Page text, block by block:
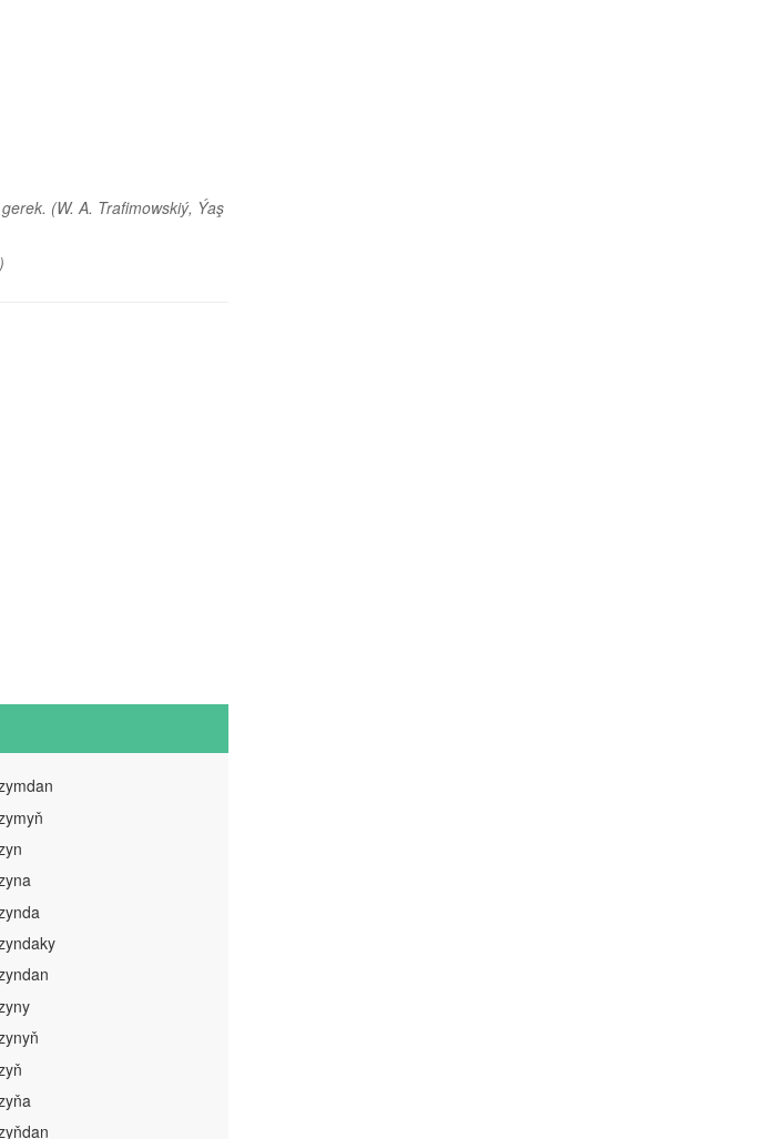
(W. A. Trafimowskiý, Ýaş